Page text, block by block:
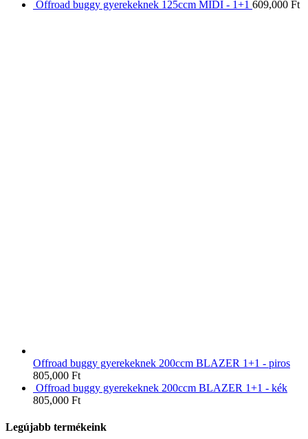
Offroad buggy gyerekeknek 125ccm MIDI - 1+1 609,000 Ft
Offroad buggy gyerekeknek 200ccm BLAZER 1+1 - piros
805,000 Ft
Offroad buggy gyerekeknek 200ccm BLAZER 1+1 - kék
805,000 Ft
Legújabb termékeink